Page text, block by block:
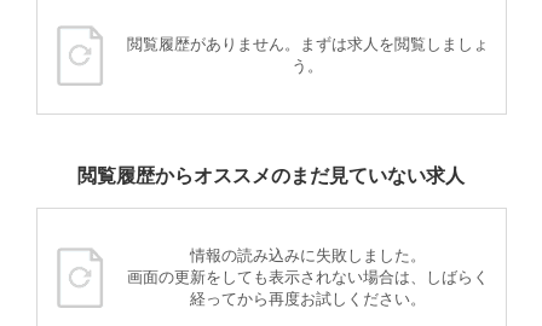
閲覧履歴がありません。まずは求人を閲覧しましょ
う。
閲覧履歴からオススメのまだ見ていない求人
情報の読み込みに失敗しました。
画面の更新をしても表示されない場合は、しばらく
経ってから再度お試しください。